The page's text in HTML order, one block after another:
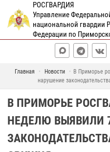
РОСГВАРДИЯ
Управление
национальной гвардии
Федерации по
Главная Новости
В Приморье
нарушение
В ПРИМОРЬЕ
НЕДЕЛЮ ВЫЯВИЛИ